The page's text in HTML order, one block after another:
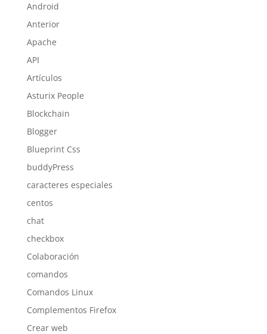
Android
Anterior
Apache
API
Artículos
Asturix People
Blockchain
Blogger
Blueprint Css
buddyPress
caracteres especiales
centos
chat
checkbox
Colaboración
comandos
Comandos Linux
Complementos Firefox
Crear web